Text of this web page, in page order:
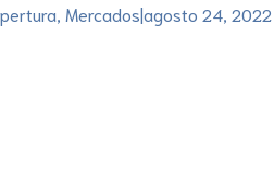
Mercados|agosto 24, 2022